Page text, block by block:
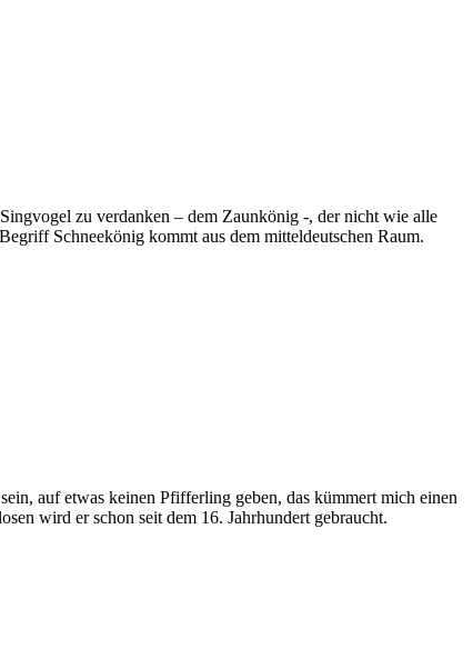
zu verdanken – dem Zaunkönig -, der nicht wie alle
Schneekönig kommt aus dem mitteldeutschen Raum.
auf etwas keinen Pfifferling geben, das kümmert mich einen
wird er schon seit dem 16. Jahrhundert gebraucht.